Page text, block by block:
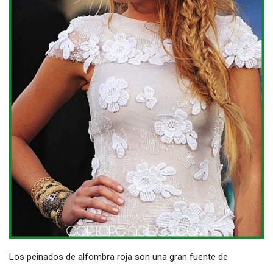
Los peinados de alfombra roja son una gran fuente de